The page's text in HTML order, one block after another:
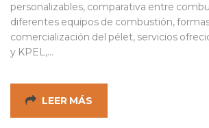
personalizables, comparativa entre
diferentes equipos de combustión,
comercialización del pélet, servicios
y KPEL,…
LEER MÁS